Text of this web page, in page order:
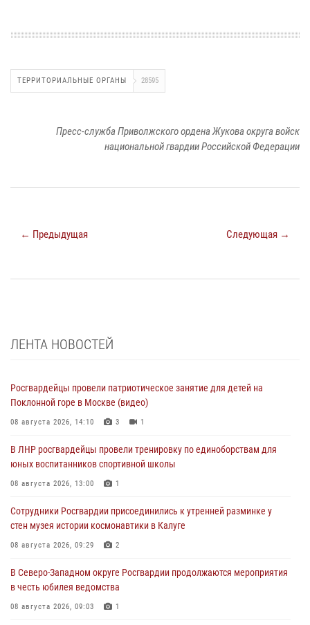
ТЕРРИТОРИАЛЬНЫЕ ОРГАНЫ 28595
Пресс-служба Приволжского ордена Жукова округа войск
национальной гвардии Российской Федерации
← Предыдущая Следующая →
ЛЕНТА НОВОСТЕЙ
Росгвардейцы провели патриотическое занятие для детей на
Поклонной горе в Москве (видео)
08 августа 2026, 14:10 3 1
В ЛНР росгвардейцы провели тренировку по единоборствам для
юных воспитанников спортивной школы
08 августа 2026, 13:00 1
Сотрудники Росгвардии присоединились к утренней разминке у
стен музея истории космонавтики в Калуге
08 августа 2026, 09:29 2
В Северо-Западном округе Росгвардии продолжаются мероприятия
в честь юбилея ведомства
08 августа 2026, 09:03 1